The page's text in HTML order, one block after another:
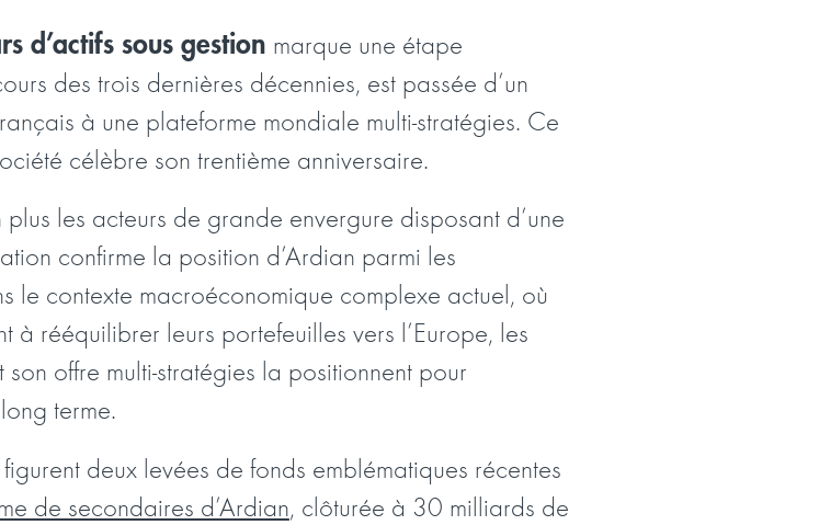
d’actifs sous gestion marque une étape
des trois dernières décennies, est passée d’un
à une plateforme mondiale multi-stratégies. Ce
célèbre son trentième anniversaire.
les acteurs de grande envergure disposant d’une
confirme la position d’Ardian parmi les
le contexte macroéconomique complexe actuel, où
à rééquilibrer leurs portefeuilles vers l’Europe, les
offre multi-stratégies la positionnent pour
terme.
deux levées de fonds emblématiques récentes
de secondaires d’Ardian, clôturée à 30 milliards de